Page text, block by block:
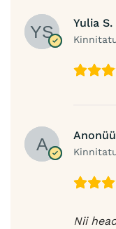
Yulia S.
Nii